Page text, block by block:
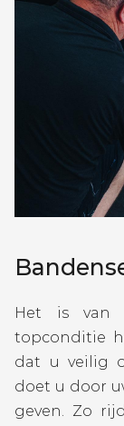
Het is van
topconditie
dat u veilig
doet u door
geven. Zo